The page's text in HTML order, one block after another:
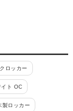
ロッカー
イト OC
製ロッカー